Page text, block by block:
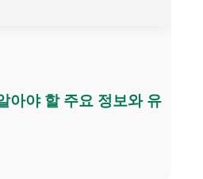
아야 할 주요 정보와 유